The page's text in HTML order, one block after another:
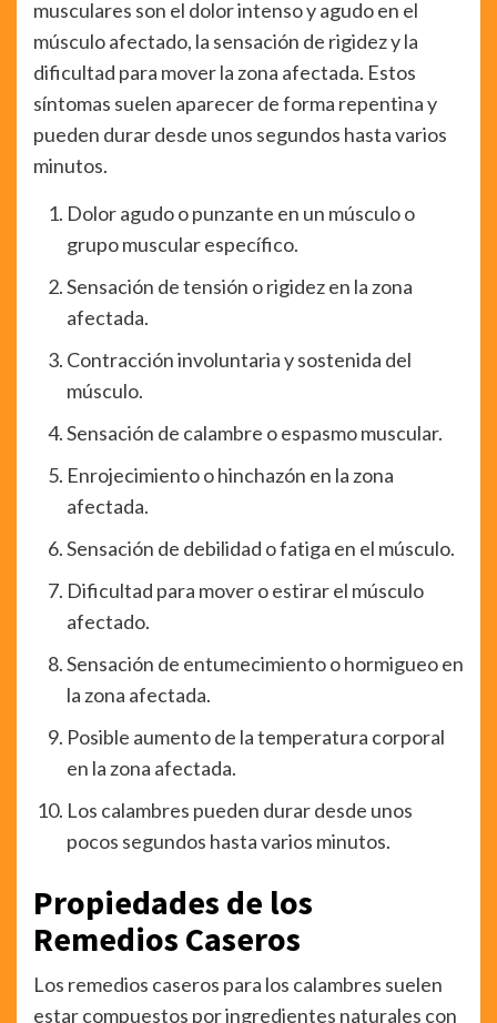
musculares son el dolor intenso y agudo en el
músculo afectado, la sensación de rigidez y la
dificultad para mover la zona afectada. Estos
síntomas suelen aparecer de forma repentina y
pueden durar desde unos segundos hasta varios
minutos.
Dolor agudo o punzante en un músculo o
grupo muscular específico.
Sensación de tensión o rigidez en la zona
afectada.
Contracción involuntaria y sostenida del
músculo.
Sensación de calambre o espasmo muscular.
Enrojecimiento o hinchazón en la zona
afectada.
Sensación de debilidad o fatiga en el músculo.
Dificultad para mover o estirar el músculo
afectado.
Sensación de entumecimiento o hormigueo en
la zona afectada.
Posible aumento de la temperatura corporal
en la zona afectada.
Los calambres pueden durar desde unos
pocos segundos hasta varios minutos.
Propiedades de los
Remedios Caseros
Los remedios caseros para los calambres suelen
estar compuestos por ingredientes naturales con